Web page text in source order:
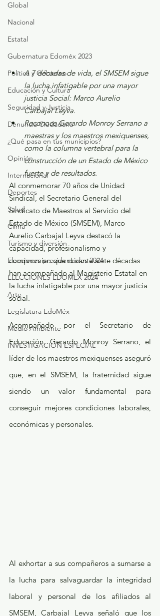
Global
Nacional
Estatal
Gubernatura Edoméx 2023
Política y Gobierno
Educación y Cultura
Seguridad y Justicia
Denuncia Ciudadana
¿Qué pasa en tus municipios?
Opinión
Internacional
Deportes
Salud
Clima
Turismo y diversión
Elecciones presidenciales 2024
ELECCIONES EDOMEX 2024
Arte
Legislatura EdoMéx
Medio Ambiente
INVESTIGACIÓN ESPECIAL
A 7 décadas de vida, el SMSEM sigue
la lucha infatigable por una mayor
justicia Social: Marco Aurelio
Carbajal Leyva.
Reconoce Gerardo Monroy Serrano a
maestras y los maestros mexiquenses,
como la columna vertebral para la
construcción de un Estado de México
fuerte y de resultados.
Al conmemorar 70 años de Unidad
Sindical, el Secretario General del
Sindicato de Maestros al Servicio del
Estado de México (SMSEM), Marco
Aurelio Carbajal Leyva destacó la
capacidad, profesionalismo y
compromiso que durante siete décadas
han acompañado al Magisterio Estatal en
la lucha infatigable por una mayor justicia
social.
Acompañado por el Secretario de
Educación, Gerardo Monroy Serrano, el
líder de los maestros mexiquenses aseguró
que, en el SMSEM, la fraternidad sigue
siendo un valor fundamental para
conseguir mejores condiciones laborales,
económicas y personales.
Al exhortar a sus compañeros a sumarse a
la lucha para salvaguardar la integridad
laboral y personal de los afiliados al
SMSEM, Carbajal Leyva señaló que los